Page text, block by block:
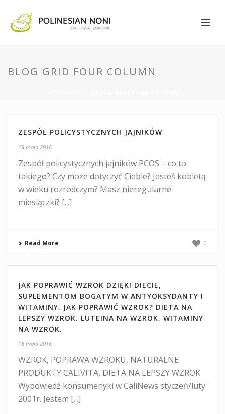
BLOG GRID FOUR COLUMN
ZESPÓŁ POLICYSTYCZNYCH JAJNIKÓW
18 maja 2016
Zespół policystycznych jajników PCOS – co to
takiego? Czy może dotyczyć Ciebie? Jesteś kobietą
w wieku rozrodczym? Masz nieregularne
miesiączki? [...]
Read More 0
JAK POPRAWIĆ WZROK DZIĘKI DIECIE,
SUPLEMENTOM BOGATYM W ANTYOKSYDANTY I
WITAMINY. JAK POPRAWIĆ WZROK? DIETA NA
LEPSZY WZROK. LUTEINA NA WZROK. WITAMINY
NA WZROK.
18 maja 2016
WZROK, POPRAWA WZROKU, NATURALNE
PRODUKTY CALIVITA, DIETA NA LEPSZY WZROK
Wypowiedź konsumenyki w CaliNews styczeń/luty
2001r. Jestem [...]